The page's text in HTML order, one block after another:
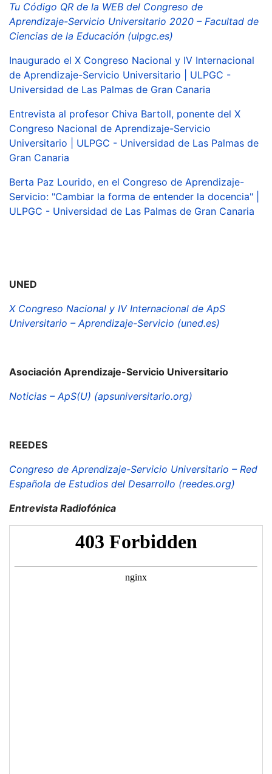
Tu Código QR de la WEB del Congreso de
Aprendizaje-Servicio Universitario 2020 – Facultad de
Ciencias de la Educación (ulpgc.es)
Inaugurado el X Congreso Nacional y IV Internacional
de Aprendizaje-Servicio Universitario | ULPGC -
Universidad de Las Palmas de Gran Canaria
Entrevista al profesor Chiva Bartoll, ponente del X
Congreso Nacional de Aprendizaje-Servicio
Universitario | ULPGC - Universidad de Las Palmas de
Gran Canaria
Berta Paz Lourido, en el Congreso de Aprendizaje-
Servicio: "Cambiar la forma de entender la docencia" |
ULPGC - Universidad de Las Palmas de Gran Canaria
UNED
X Congreso Nacional y IV Internacional de ApS
Universitario – Aprendizaje-Servicio (uned.es)
Asociación Aprendizaje-Servicio Universitario
Noticias – ApS(U) (apsuniversitario.org)
REEDES
Congreso de Aprendizaje-Servicio Universitario – Red
Española de Estudios del Desarrollo (reedes.org)
Entrevista Radiofónica